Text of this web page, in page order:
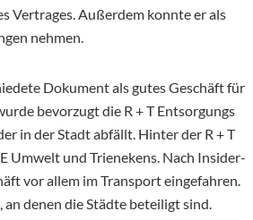
Vertrages. Außerdem konnte er als
nehmen.
Dokument als gutes Geschäft für
bevorzugt die R + T Entsorgungs
in der Stadt abfällt. Hinter der R + T
Umwelt und Trienekens. Nach Insider-
vor allem im Transport eingefahren.
denen die Städte beteiligt sind.